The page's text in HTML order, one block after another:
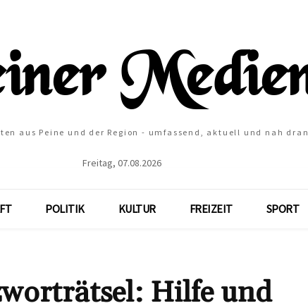
aus Peine und der Region - umfassend, aktuell und nah dran
Freitag, 07.08.2026
POLITIK KULTUR FREIZEIT SPORT
Hilfe und